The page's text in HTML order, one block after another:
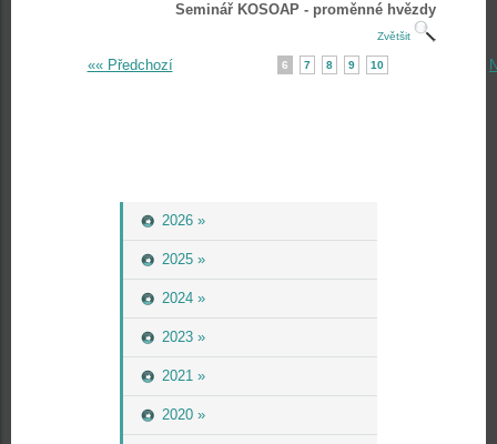
2026 »
2025 »
2024 »
2023 »
2021 »
2020 »
Seminář KOSOAP - proměnné hvězdy
Zvětšit
«« Předchozí 6 7 8 9 10